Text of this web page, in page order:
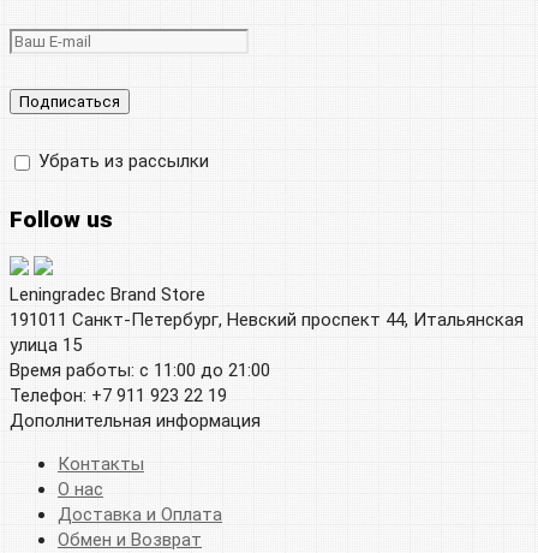
Убрать из рассылки
Follow us
Leningradec Brand Store
191011 Санкт-Петербург, Невский проспект 44, Итальянская
улица 15
Время работы: с 11:00 до 21:00
Телефон: +7 911 923 22 19
Дополнительная информация
Контакты
О нас
Доставка и Оплата
Обмен и Возврат